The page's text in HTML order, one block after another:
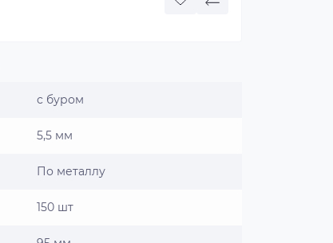
с буром
5,5 мм
По металлу
150 шт